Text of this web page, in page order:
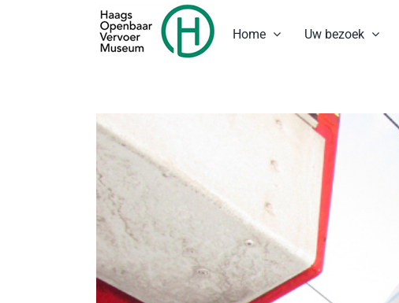
Home Uw bezoek